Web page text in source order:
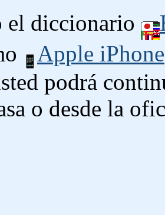
el diccionario
Apple iPhone
podrá
o desde la